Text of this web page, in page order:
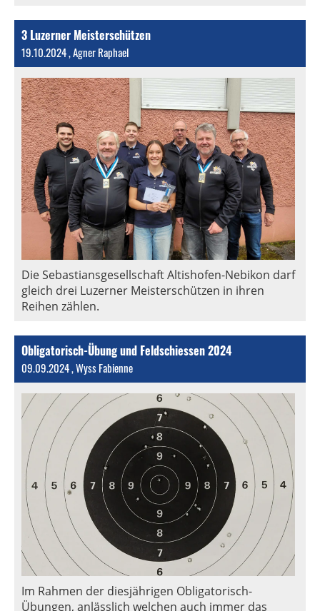
3 Luzerner Meisterschützen
19.10.2024, Agner Raphael
Die Sebastiansgesellschaft Altishofen-Nebikon darf
gleich drei Luzerner Meisterschützen in ihren
Reihen zählen.
Obligatorisch-Übung und Feldschiessen 2024
09.09.2024, Wyss Fabienne
Im Rahmen der diesjährigen Obligatorisch-
Übungen, anlässlich welchen auch immer das